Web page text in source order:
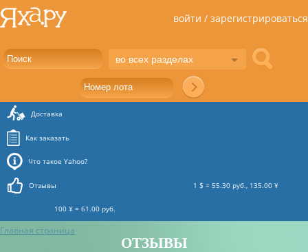
во всех разделах
войти / зарегистрироваться
Доставка
Как заказать
Что такое Yahoo?
Отзывы
100 ¥ = 61.00 руб.
1 $ = 55.30 руб., 135.00 ¥
Главная страница
ОТЗЫВЫ